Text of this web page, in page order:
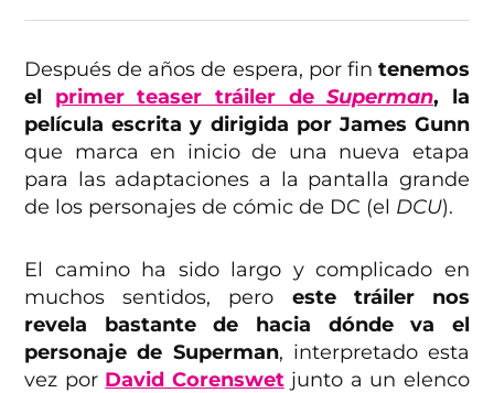
Después de años de espera, por fin tenemos
el primer teaser tráiler deSuperman, la
película escrita y dirigida por James Gunn
que marca en inicio de una nueva etapa
para las adaptaciones a la pantalla grande
de los personajes de cómic de DC (el DCU).
El camino ha sido largo y complicado en
muchos sentidos, pero este tráiler nos
revela bastante de hacia dónde va el
personaje de Superman, interpretado esta
vez por David Corenswet junto a un elenco